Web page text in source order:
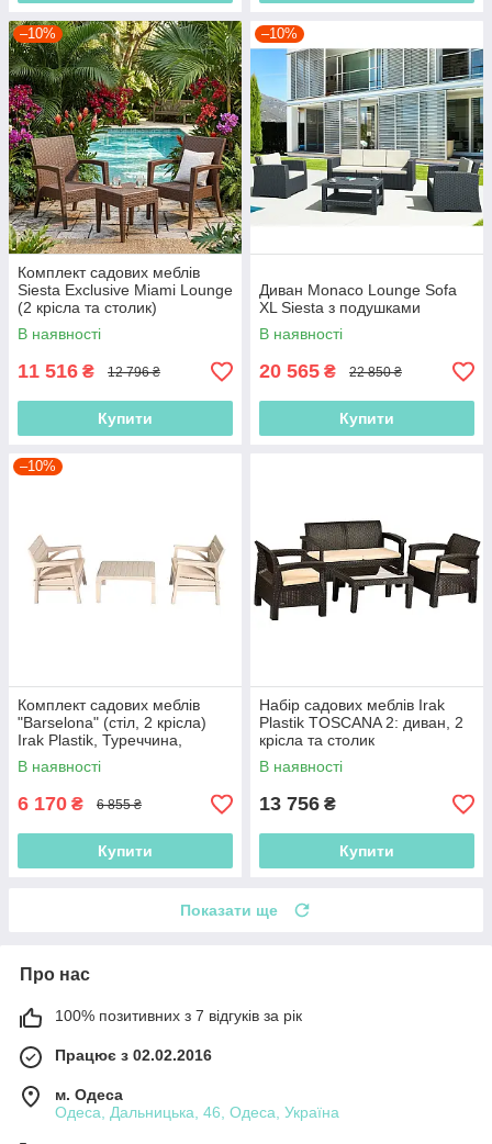
–10%
Комплект садових меблів
Siesta Exclusive Miami Lounge
(2 крісла та столик)
В наявності
11 516 ₴ 12 796 ₴
Купити
–10%
Диван Monaco Lounge Sofa
XL Siesta з подушками
В наявності
20 565 ₴ 22 850 ₴
Купити
–10%
Комплект садових меблів
"Barselona" (стіл, 2 крісла)
Irak Plastik, Туреччина,
бежевий
В наявності
6 170 ₴ 6 855 ₴
Купити
Набір садових меблів Irak
Plastik TOSCANA 2: диван, 2
крісла та столик
В наявності
13 756 ₴
Купити
Показати ще
Про нас
100% позитивних з 7 відгуків за рік
Працює з 02.02.2016
м. Одеса
Одеса, Дальницька, 46, Одеса, Україна